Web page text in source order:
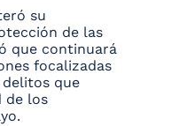
su
de las
que continuará
focalizadas
que
de los